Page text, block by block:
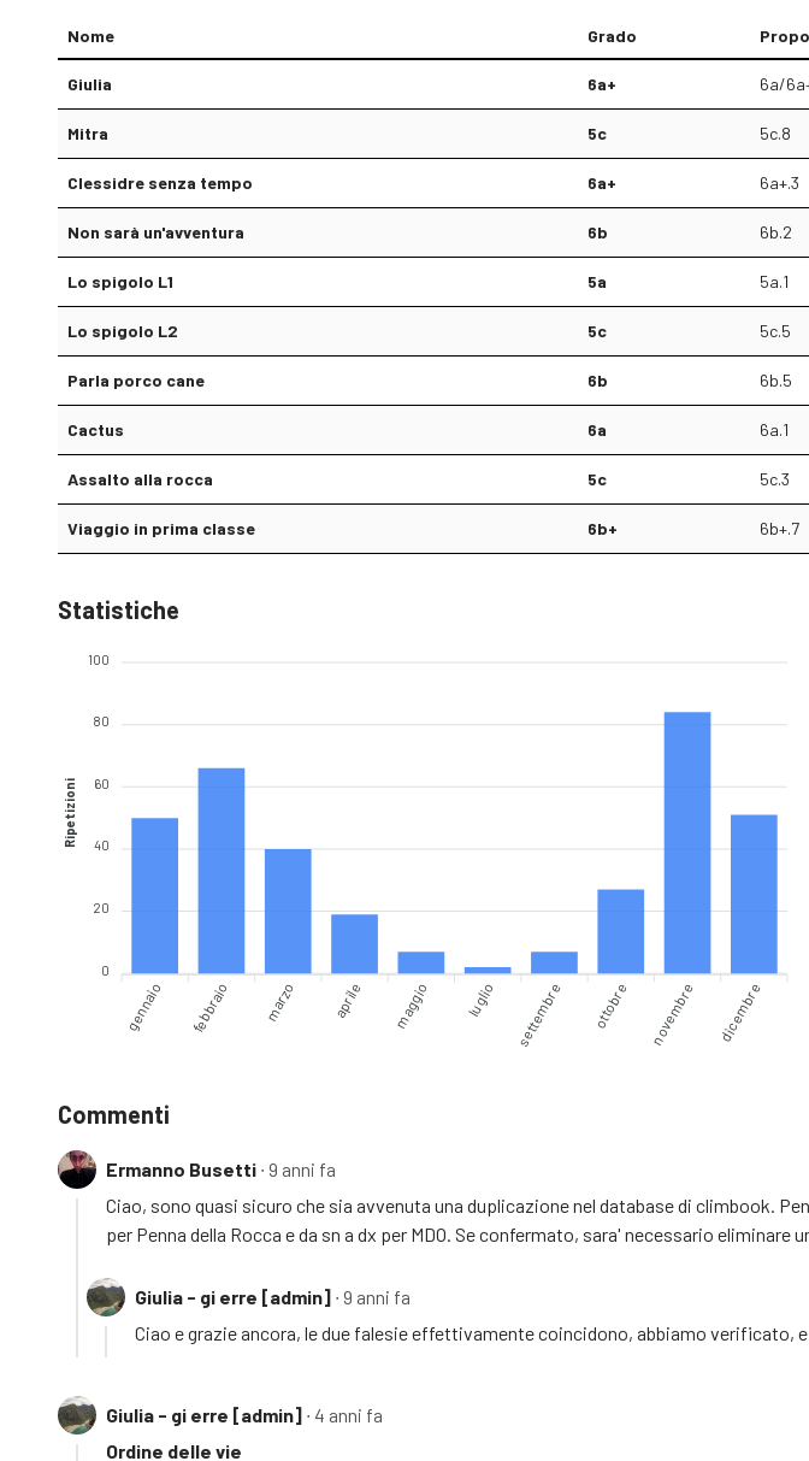
Nome Grado
Giulia 6a+ 6a/
Mitra 5c 5c.8
Clessidre senza tempo 6a+ 6a+.3
Non sarà un'avventura 6b 6b.2
Lo spigolo L1 5a 5a.1
Lo spigolo L2 5c 5c.5
Parla porco cane 6b 6b.5
Cactus 6a 6a.1
Assalto alla rocca 5c 5c.3
Viaggio in prima classe 6b+ 6b+.7
Statistiche
100
80
60
40
20
0
Ripetizioni
gennaio febbraio marzo aprile maggio luglio settembre ottobre novembre dicembre
Commenti
Ermanno Busetti ∙ 9 anni fa
Ciao, sono quasi sicuro che sia avvenuta una duplicazione nel database di climbook.
per Penna della Rocca e da sn a dx per MDO. Se confermato, sara' necessario eliminare
Giulia - gi erre [admin] ∙ 9 anni fa
Ciao e grazie ancora, le due falesie effettivamente coincidono, abbiamo
Giulia - gi erre [admin] ∙ 4 anni fa
Ordine delle vie